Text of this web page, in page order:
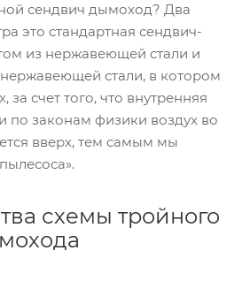
сендвич дымоход? Два
это стандартная сендвич-
из нержавеющей стали и
стали, в котором
за счет того, что внутренняя
по законам физики воздух во
вверх, тем самым мы
схемы тройного